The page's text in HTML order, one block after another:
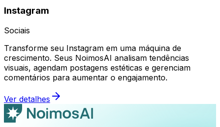
Instagram
Sociais
Transforme seu Instagram em uma máquina de
crescimento. Seus NoimosAI analisam tendências
visuais, agendam postagens estéticas e gerenciam
comentários para aumentar o engajamento.
Ver detalhes